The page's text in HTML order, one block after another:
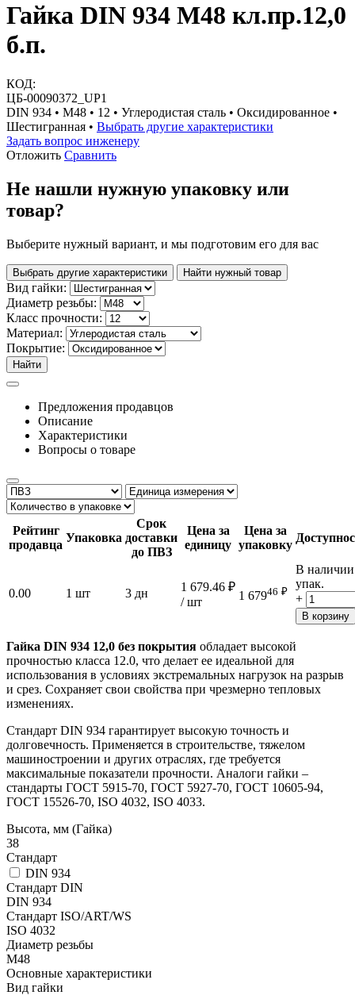
Гайка DIN 934 М48 кл.пр.12,0
б.п.
КОД:
ЦБ-00090372_UP1
DIN 934 • М48 • 12 • Углеродистая сталь • Оксидированное •
Шестигранная • Выбрать другие характеристики
Задать вопрос инженеру
Отложить Сравнить
Не нашли нужную упаковку или
товар?
Выберите нужный вариант, и мы подготовим его для вас
Выбрать другие характеристики Найти нужный товар
Вид гайки:
Диаметр резьбы:
Класс прочности:
Материал:
Покрытие:
Найти
Предложения продавцов
Описание
Характеристики
Вопросы о товаре
Рейтинг
продавца
Упаковка
Срок
доставки
до ПВЗ
Цена за
единицу
Цена за
упаковку
0.00 1 шт 3 дн 1 679.46 ₽
/ шт
1 67946 ₽
В
упак.
+
В корзину
Гайка DIN 934 12,0 без покрытия обладает высокой
прочностью класса 12.0, что делает ее идеальной для
использования в условиях экстремальных нагрузок на разрыв
и срез. Сохраняет свои свойства при чрезмерно тепловых
изменениях.
Стандарт DIN 934 гарантирует высокую точность и
долговечность. Применяется в строительстве, тяжелом
машиностроении и других отраслях, где требуется
максимальные показатели прочности. Аналоги гайки –
стандарты ГОСТ 5915-70, ГОСТ 5927-70, ГОСТ 10605-94,
ГОСТ 15526-70, ISO 4032, ISO 4033.
Высота, мм (Гайка)
38
Стандарт
DIN 934
Стандарт DIN
DIN 934
Стандарт ISO/ART/WS
ISO 4032
Диаметр резьбы
М48
Основные характеристики
Вид гайки